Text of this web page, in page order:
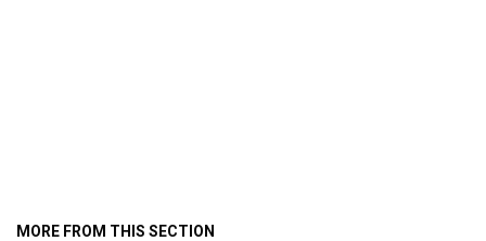
MORE FROM THIS SECTION